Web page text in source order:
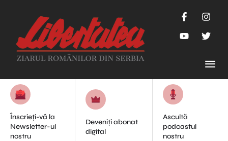
Înscrieți-vă la
Newsletter-ul
nostru
Deveniți abonat
digital
Ascultă
podcastul
nostru